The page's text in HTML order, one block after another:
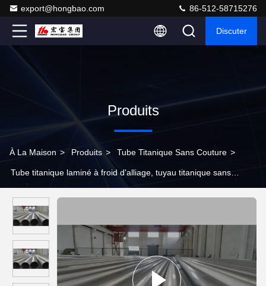
export@hongbao.com 86-512-58715276
Discuter
Produits
À La Maison > Produits > Tube Titanique Sans Couture >
Tube titanique laminé à froid d'alliage, tuyau titanique sans